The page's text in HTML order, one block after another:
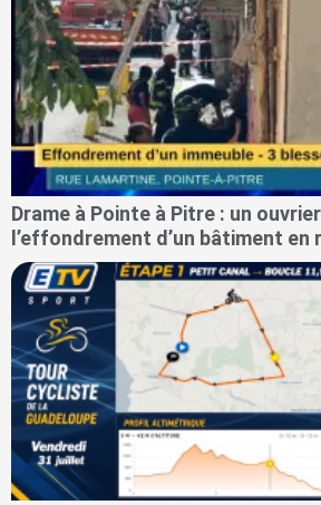
Drame à Pointe à Pitre : un
l’effondrement d’un bâtiment en